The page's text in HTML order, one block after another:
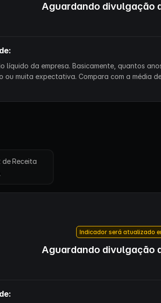
Aguardando divulgação
líquido da empresa. Basicamente, quantos
muita expectativa. Compara com a média
de Receita
Indicador será atualizado
Aguardando divulgação